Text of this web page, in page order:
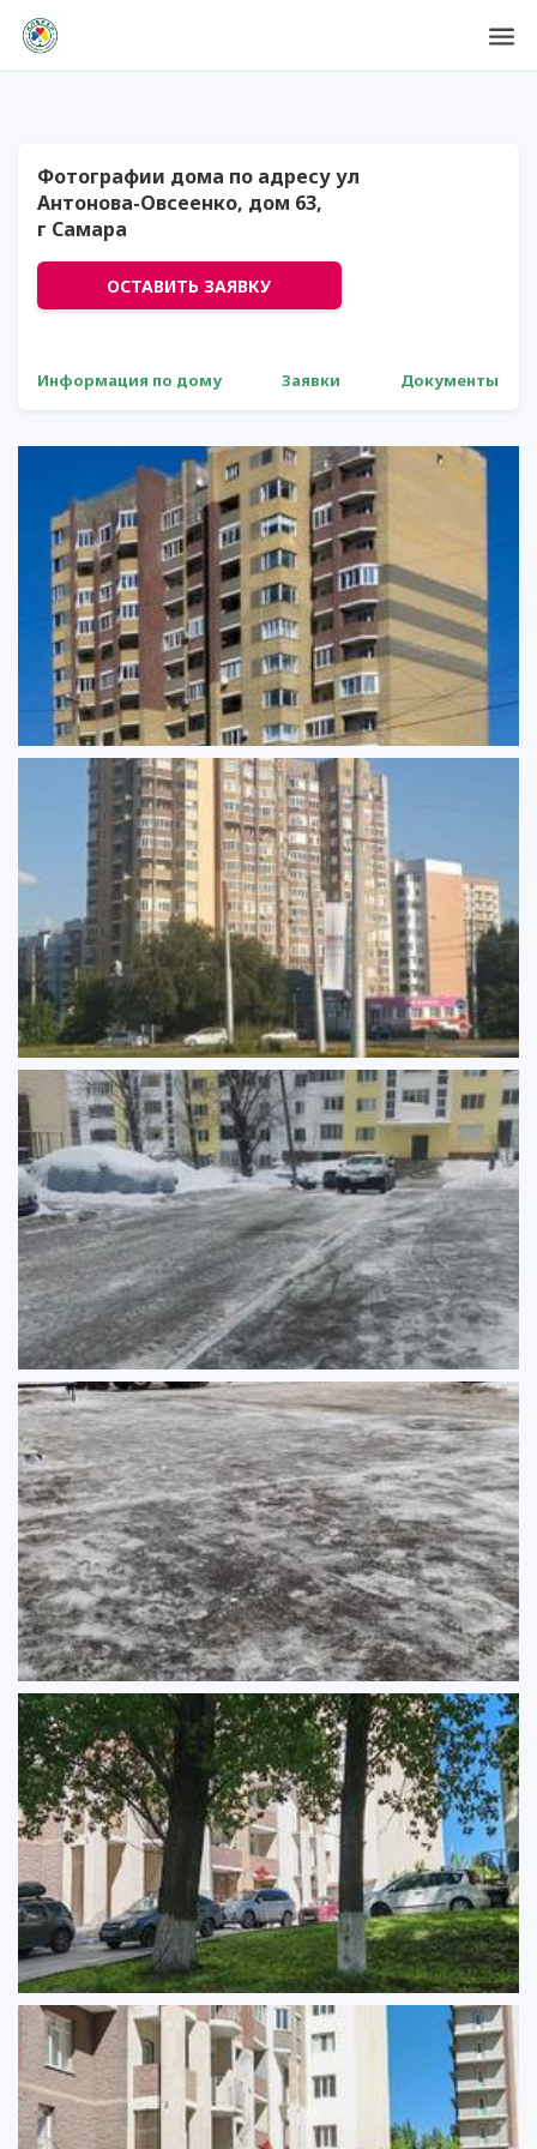
Фотографии дома по адресу ул
Антонова-Овсеенко, дом 63,
г Самара
ОСТАВИТЬ ЗАЯВКУ
Информация по дому Заявки Документы